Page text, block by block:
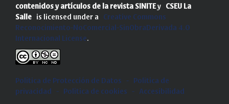
contenidos y artículos de la revista SINITEy CSEU La
Salle is licensed under a Creative Commons
Reconocimiento-NoComercial-SinObraDerivada 4.0
Internacional License.
Política de Protección de Datos -
Politica de
privacidad
- Política de cookies - Accesibilidad